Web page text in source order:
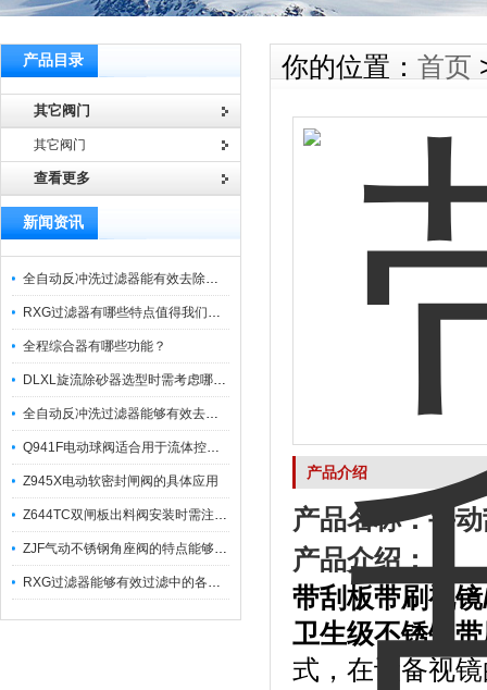
产品目录
其它阀门
其它阀门
查看更多
新闻资讯
全自动反冲洗过滤器能有效去除过滤介质上的杂质
RXG过滤器有哪些特点值得我们选择？
全程综合器有哪些功能？
DLXL旋流除砂器选型时需考虑哪些因素？
全自动反冲洗过滤器能够有效去除不同粒径的固体杂
Q941F电动球阀适合用于流体控制需要迅速反应的场合
Z945X电动软密封闸阀的具体应用
Z644TC双闸板出料阀安装时需注意哪些事项？
ZJF气动不锈钢角座阀的特点能够稳定地控制介质流量
RXG过滤器能够有效过滤中的各种杂质
你的位置： 首页
产品介绍
产品名称：手
产品介绍：
带刮板带刷视镜
卫生级不锈钢
式，在设备视